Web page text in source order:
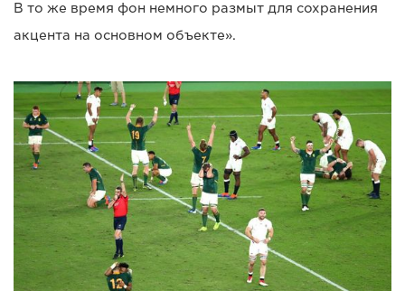
В то же время фон немного размыт для сохранения
акцента на основном объекте».